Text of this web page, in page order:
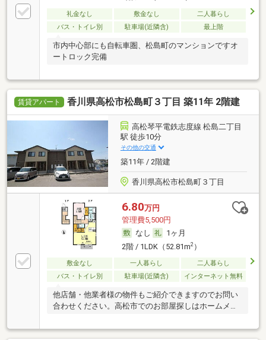
礼金なし 敷金なし
二人暮らし
バス・トイレ別
駐車場(近隣含) 最上階
市内中心部にも自転車圏、松島町のマンションですオ
ートロック完備
賃貸アパート 香川県高松市松島町３丁目 築11年 2階建
高松琴平電鉄志度線 松島二丁目
駅 徒歩10分
その他の交通
築11年 / 2階建
香川県高松市松島町３丁目
6.80万円
管理費5,500円
なし
1ヶ月
2階 / 1LDK（52.81m2）
敷金なし 一人暮らし
二人暮らし
バス・トイレ別
駐車場(近隣含) インターネット無料
他店舗・他業者様の物件もご紹介できますのでお問い
合わせください。高松市でのお部屋探しはホームメイ